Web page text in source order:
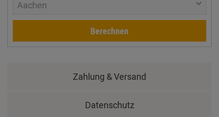
Aachen
Berechnen
Zahlung & Versand
Datenschutz